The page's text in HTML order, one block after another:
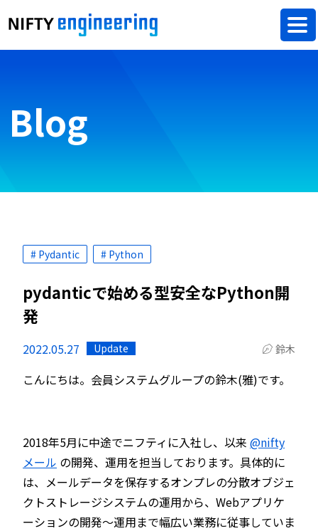
Blog
# Pydantic # Python
pydanticで始める型安全なPython開
発
2022.05.27 Update 鈴木
こんにちは。会員システムグループの鈴木(雅)です。
2018年5月に中途でニフティに入社し、以来 @nifty
メール の開発、運用を担当しております。具体的に
は、メールデータを保存するオンプレの分散オブジェ
クトストレージシステムの運用から、Webアプリケ
ーションの開発〜運用まで幅広い業務に従事していま